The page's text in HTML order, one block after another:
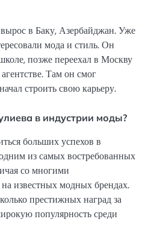
в Баку, Азербайджан. Уже
мода и стиль. Он
позже переехал в Москву
Там он смог
строить свою карьеру.
в индустрии моды?
больших успехов в
из самых востребованных
со многими
известных модных брендах.
престижных наград за
популярность среди